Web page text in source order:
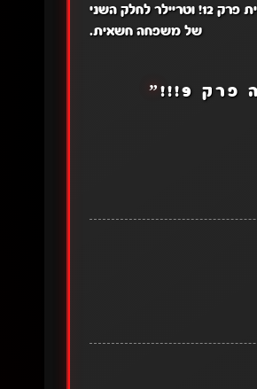
סגירת פרויקט: משפחה x חשאית פרק 12! וטריילר לחלק השני
של משפחה חשאית.
9!!!
”